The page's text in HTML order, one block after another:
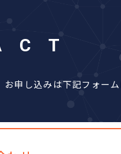
申し込みは下記フォーム